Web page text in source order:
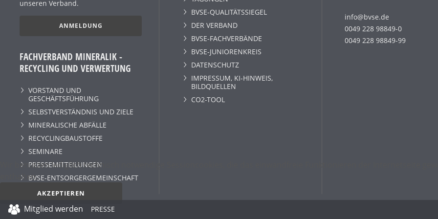
unseren Verband.
ANMELDUNG
FACHVERBAND MINERALIK -
RECYCLING UND VERWERTUNG
VORSTAND UND
GESCHÄFTSFÜHRUNG
SELBSTVERSTÄNDNIS UND ZIELE
MINERALISCHE ABFÄLLE
RECYCLINGBAUSTOFFE
SEMINARE
PRESSEMITTEILUNGEN
BVSE-ENTSORGERGEMEINSCHAFT
BVSE-QUALITÄTSSIEGEL
DER VERBAND
BVSE-FACHVERBÄNDE
BVSE-JUNIORENKREIS
DATENSCHUTZ
IMPRESSUM, KI-HINWEIS,
BILDQUELLEN
CO2-TOOL
info@bvse.de
0049 228 98849-0
0049 228 98849-99
Mitglied werden PRESSE
Wir benutzen lediglich technisch notwendige Sessioncookies, die das einwandfreie Funktionieren der Internetseite
enthalten.
AKZEPTIEREN